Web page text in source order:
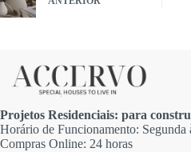
Projetos Residenciais: para
Horário de Funcionamento: Segunda
Compras Online: 24 horas